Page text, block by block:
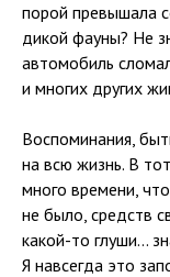
порой превышала
дикой фауны? Не
автомобиль
и многих других
Воспоминания,
на всю жизнь. В
много времени,
не было, средств
какой-то глуши...
Я навсегда это